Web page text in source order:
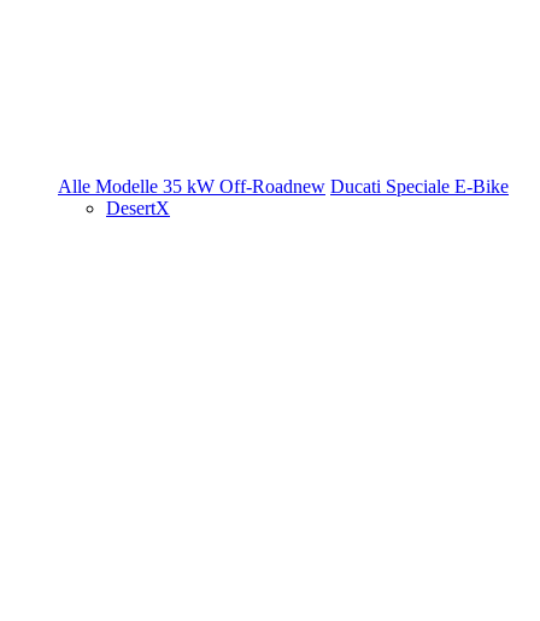
Alle Modelle 35 kW Off-Roadnew Ducati Speciale E-Bike
DesertX